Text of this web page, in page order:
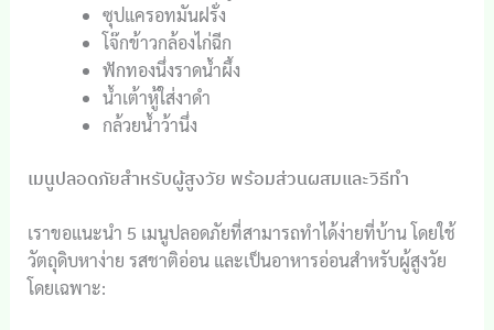
ซุปแครอทมันฝรั่ง
โจ๊กข้าวกล้องไก่ฉีก
ฟักทองนึ่งราดน้ำผึ้ง
น้ำเต้าหู้ใส่งาดำ
กล้วยน้ำว้านึ่ง
เมนูปลอดภัยสำหรับผู้สูงวัย พร้อมส่วนผสมและวิธีทำ
เราขอแนะนำ 5 เมนูปลอดภัยที่สามารถทำได้ง่ายที่บ้าน โดยใช้
วัตถุดิบหาง่าย รสชาติอ่อน และเป็นอาหารอ่อนสำหรับผู้สูงวัย
โดยเฉพาะ: